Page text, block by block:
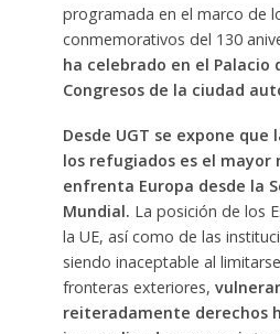
programada en el marco de
conmemorativos del 130
ha celebrado en el Palacio
Congresos de la ciudad
Desde UGT se expone que
los refugiados es el mayor
enfrenta Europa desde la
Mundial. La posición de los
la UE, así como de las
siendo inaceptable al
fronteras exteriores,
reiteradamente derechos